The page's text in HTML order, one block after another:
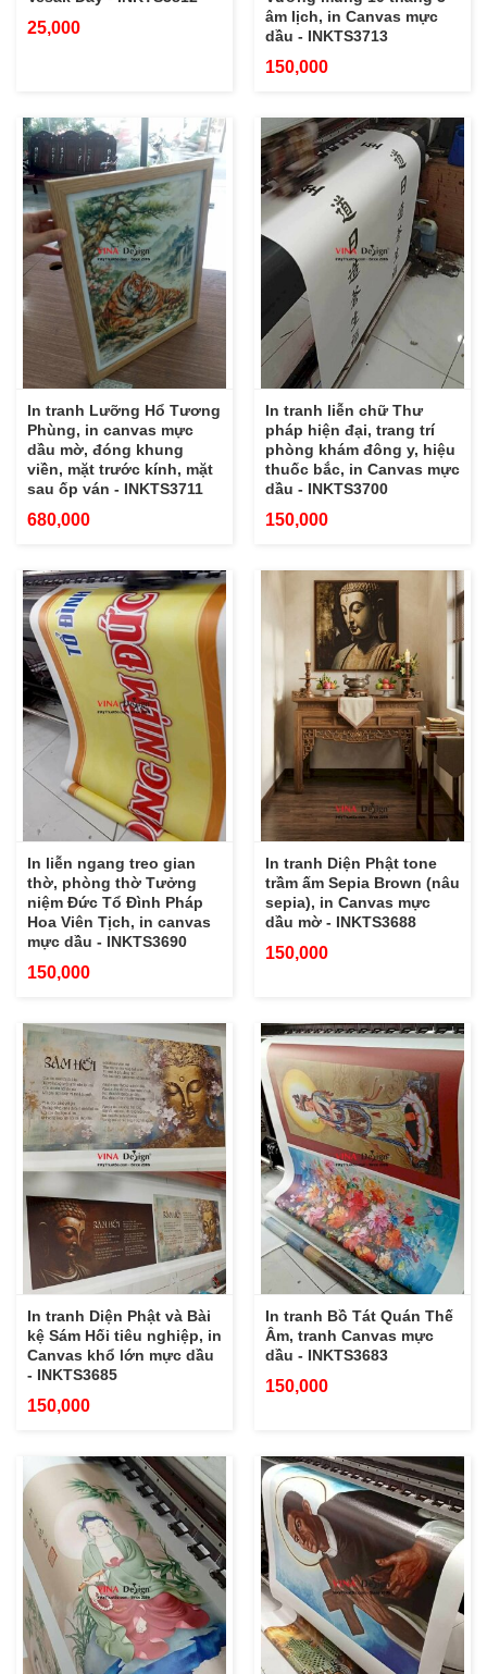
25,000
âm lịch, in Canvas mực
dầu - INKTS3713
150,000
In tranh Lưỡng Hổ Tương
Phùng, in canvas mực
dầu mờ, đóng khung
viền, mặt trước kính, mặt
sau ốp ván - INKTS3711
680,000
In tranh liễn chữ Thư
pháp hiện đại, trang trí
phòng khám đông y, hiệu
thuốc bắc, in Canvas mực
dầu - INKTS3700
150,000
In liễn ngang treo gian
thờ, phòng thờ Tưởng
niệm Đức Tổ Đình Pháp
Hoa Viên Tịch, in canvas
mực dầu - INKTS3690
150,000
In tranh Diện Phật tone
trầm ấm Sepia Brown (nâu
sepia), in Canvas mực
dầu mờ - INKTS3688
150,000
In tranh Diện Phật và Bài
kệ Sám Hối tiêu nghiệp, in
Canvas khổ lớn mực dầu
- INKTS3685
150,000
In tranh Bồ Tát Quán Thế
Âm, tranh Canvas mực
dầu - INKTS3683
150,000